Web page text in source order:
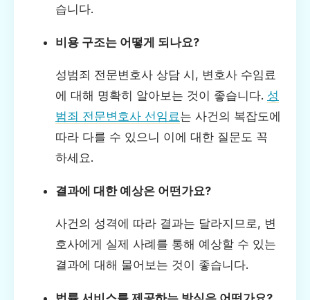
습니다.
비용 구조는 어떻게 되나요?
성범죄 전문변호사 상담 시, 변호사 수임료
에 대해 명확히 알아보는 것이 좋습니다. 성
범죄 전문변호사 선임료는 사건의 복잡도에
따라 다를 수 있으니 이에 대한 질문도 꼭
하세요.
결과에 대한 예상은 어떤가요?
사건의 성격에 따라 결과는 달라지므로, 변
호사에게 실제 사례를 통해 예상할 수 있는
결과에 대해 물어보는 것이 좋습니다.